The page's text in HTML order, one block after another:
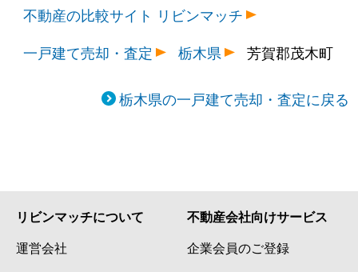
不動産の比較サイト リビンマッチ
一戸建て売却・査定
栃木県 芳賀郡茂木町
栃木県の一戸建て売却・査定に戻る
リビンマッチについて
運営会社
不動産会社向けサービス
企業会員のご登録